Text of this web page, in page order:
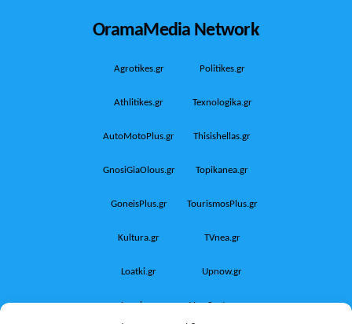
OramaMedia Network
Agrotikes.gr Politikes.gr
Athlitikes.gr Texnologika.gr
AutoMotoPlus.gr Thisishellas.gr
GnosiGiaOlous.gr Topikanea.gr
GoneisPlus.gr TourismosPlus.gr
Kultura.gr TVnea.gr
Loatki.gr Upnow.gr
Loveis.gr VresSyntages.gr